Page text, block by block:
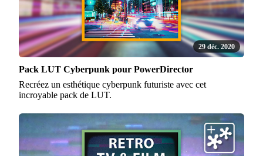
29 déc. 2020
Pack LUT Cyberpunk pour PowerDirector
Recréez un esthétique cyberpunk futuriste avec cet
incroyable pack de LUT.